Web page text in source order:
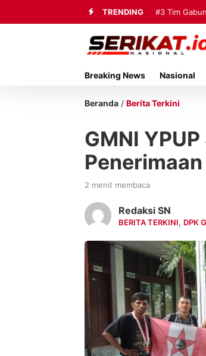
TRENDING #3 Tim
Breaking News Nasional
Beranda / Berita Terkini
GMNI
2 menit membaca
Redaksi SN
BERITA TERKINI, DPK